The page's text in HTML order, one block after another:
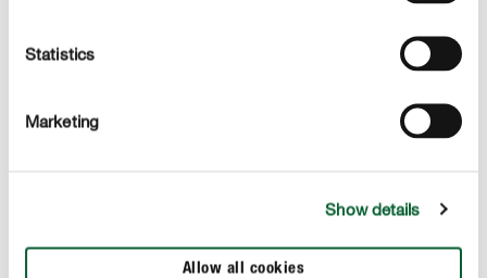
Statistics
Marketing
Show details
Allow all cookies
Inhaltsstoffen
für eine saubere Anwendung: Dosierhilfe mit drei
Stufen
PRODUKTBESCHREIBUNG